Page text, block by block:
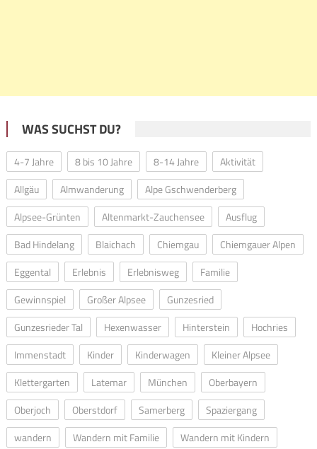
WAS SUCHST DU?
4-7 Jahre 8 bis 10 Jahre 8-14 Jahre
Aktivität
Allgäu
Almwanderung
Alpe Gschwenderberg
Alpsee-Grünten
Altenmarkt-Zauchensee
Ausflug
Bad Hindelang
Blaichach Chiemgau
Chiemgauer Alpen
Eggental
Erlebnis Erlebnisweg
Familie
Gewinnspiel
Großer Alpsee
Gunzesried
Gunzesrieder Tal
Hexenwasser Hinterstein
Hochries
Immenstadt
Kinder Kinderwagen
Kleiner Alpsee
Klettergarten
Latemar München
Oberbayern
Oberjoch
Oberstdorf Samerberg
Spaziergang
wandern
Wandern mit Familie
Wandern mit Kindern